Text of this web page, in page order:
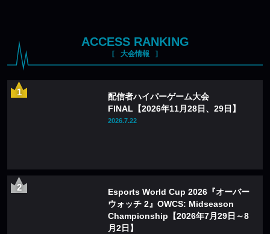
ACCESS RANKING
大会情報
配信者ハイパーゲーム大会
FINAL【2026年11月28日、29日】
2026.7.22
Esports World Cup 2026『オーバー
ウォッチ 2』OWCS: Midseason
Championship【2026年7月29日～8
月2日】